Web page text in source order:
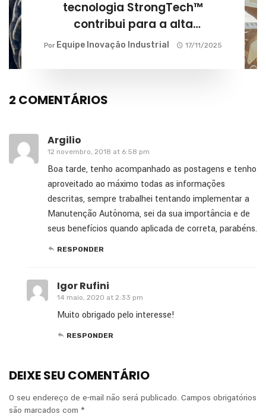
tecnologia StrongTech™
contribui para a alta
performance na agricultura?
Por Equipe Inovação Industrial 17/11/2025
2 COMENTÁRIOS
Argilio
12 novembro, 2018 at 6:58 pm
Boa tarde, tenho acompanhado as postagens e tenho
aproveitado ao máximo todas as informações
descritas, sempre trabalhei tentando implementar a
Manutenção Autônoma, sei da sua importância e de
seus benefícios quando aplicada de correta, parabéns.
RESPONDER
Igor Rufini
14 maio, 2020 at 2:33 pm
Muito obrigado pelo interesse!
RESPONDER
DEIXE SEU COMENTÁRIO
O seu endereço de e-mail não será publicado. Campos obrigatórios
são marcados com *